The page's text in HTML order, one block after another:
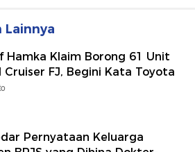
Hamka Klaim Borong 61 Unit
Cruiser FJ, Begini Kata Toyota
Pernyataan Keluarga